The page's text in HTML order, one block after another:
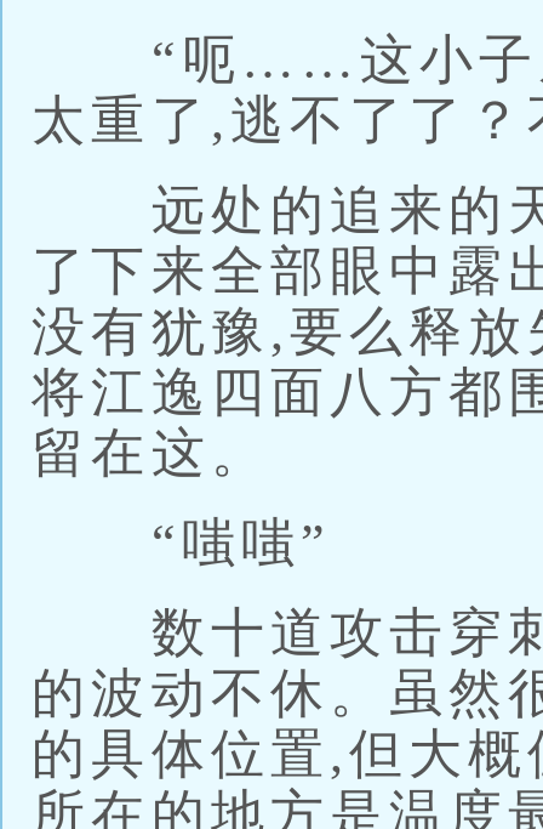
“呃……这小子居
太重了,逃不了了
远处的追来的天
了下来全部眼中露
没有犹豫,要么释
将江逸四面八方都
留在这。
“嗤嗤”
数十道攻击穿刺
的波动不休。虽然
的具体位置,但大
所在的地方是温度